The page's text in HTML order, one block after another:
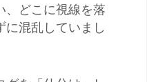
、どこに視線を落
に混乱していまし